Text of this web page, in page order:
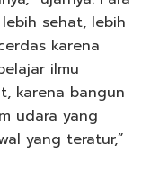
sehat, lebih
karena
ilmu
karena bangun
udara yang
yang teratur,”